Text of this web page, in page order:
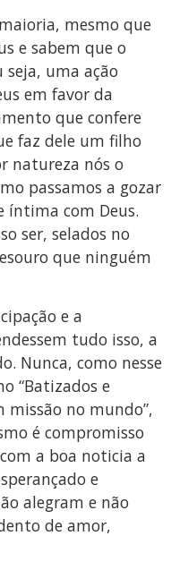
mesmo que
e sabem que o
uma ação
em favor da
que confere
faz dele um filho
natureza nós o
passamos a gozar
íntima com Deus.
ser, selados no
que ninguém
e a
tudo isso, a
Nunca, como nesse
“Batizados e
missão no mundo”,
é compromisso
a boa noticia a
e
alegram e não
de amor,